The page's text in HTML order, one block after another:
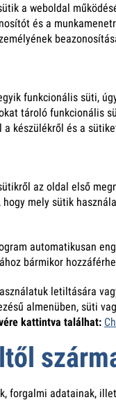
a weboldal
és a
funkcionális süti,
tároló funkcionális
készülékről és a
az oldal első
mely sütik
automatikusan
bármikor
letiltására
almenüben, süti
kattintva találhat:
forgalmi adatainak,